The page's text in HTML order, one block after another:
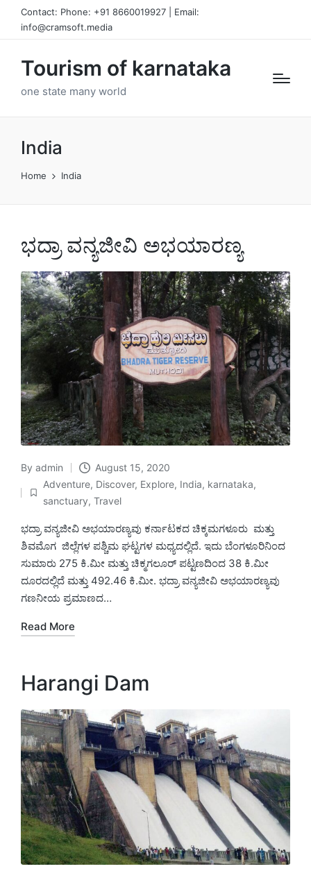
Contact: Phone: +91 8660019927 | Email:
info@cramsoft.media
Tourism of karnataka
one state many world
India
Home India
ಭದ್ರಾ ವನ್ಯಜೀವಿ ಅಭಯಾರಣ್ಯ
Posted
by
By admin August 15, 2020
Posted
Adventure, Discover, Explore, India, karnataka,
sanctuary,Travel
ಭದ್ರಾ ವನ್ಯಜೀವಿ ಅಭಯಾರಣ್ಯವು ಕರ್ನಾಟಕದ ಚಿಕ್ಕಮಗಳೂರು ಮತ್ತು
ಶಿವಮೊಗ ಜಿಲ್ಲೆಗಳ ಪಶ್ಚಿಮ ಘಟ್ಟಗಳ ಮಧ್ಯದಲ್ಲಿದೆ. ಇದು ಬೆಂಗಳೂರಿನಿಂದ
ಸುಮಾರು 275 ಕಿ.ಮೀ ಮತ್ತು ಚಿಕ್ಮಗಲೂರ್ ಪಟ್ಟಣದಿಂದ 38 ಕಿ.ಮೀ
ದೂರದಲ್ಲಿದೆ ಮತ್ತು 492.46 ಕಿ.ಮೀ. ಭದ್ರಾ ವನ್ಯಜೀವಿ ಅಭಯಾರಣ್ಯವು
ಗಣನೀಯ ಪ್ರಮಾಣದ…
Read More
Harangi Dam